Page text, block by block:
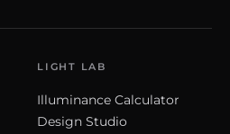
LIGHT LAB
Illuminance Calculator
Design Studio